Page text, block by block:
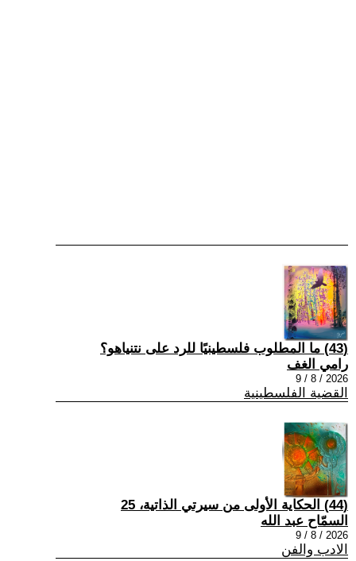
(43) ما المطلوب فلسطينيًا للرد على نتنياهو؟
رامي الغف
2026 / 8 / 9
القضية الفلسطينية
(44) الحكاية الأولى من سيرتي الذاتية، 25
السمّاح عبد الله
2026 / 8 / 9
الادب والفن